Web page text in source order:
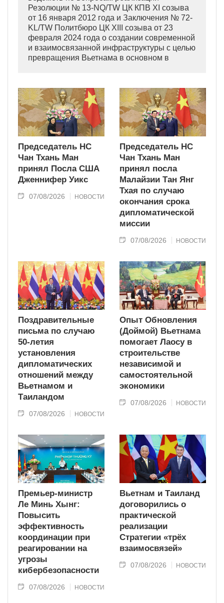
Резолюции № 13-NQ/TW ЦК КПВ XI созыва
от 16 января 2012 года и Заключения № 72-
KL/TW Политбюро ЦК XIII созыва от 23
февраля 2024 года о создании современной
и взаимосвязанной инфраструктуры с целью
превращения Вьетнама в основном в
Председатель НС
Чан Тхань Ман
принял Посла США
Дженнифер Уикс
07/08/2026 НОВОСТИ
Председатель НС
Чан Тхань Ман
принял посла
Малайзии Тан Янг
Тхая по случаю
окончания срока
дипломатической
миссии
07/08/2026 НОВОСТИ
Поздравительные
письма по случаю
50-летия
установления
дипломатических
отношений между
Вьетнамом и
Таиландом
07/08/2026 НОВОСТИ
Опыт Обновления
(Доймой) Вьетнама
помогает Лаосу в
строительстве
независимой и
самостоятельной
экономики
07/08/2026 НОВОСТИ
Премьер-министр
Ле Минь Хынг:
Повысить
эффективность
координации при
реагировании на
угрозы
кибербезопасности
07/08/2026 НОВОСТИ
Вьетнам и Таиланд
договорились о
практической
реализации
Стратегии «трёх
взаимосвязей»
07/08/2026 НОВОСТИ